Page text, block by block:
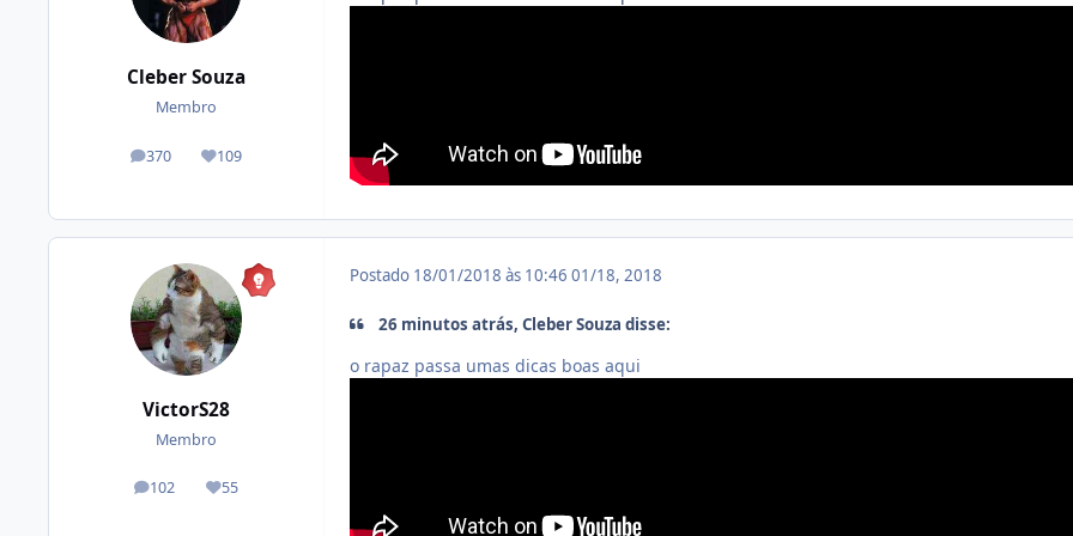
Cleber Souza
Membro
370
posts 109
Reputação
VictorS28
Membro
102
posts 55
Reputação
Postado 18/01/2018 às 10:46 01/18, 2018
26 minutos atrás, Cleber Souza disse:
o rapaz passa umas dicas boas aqui